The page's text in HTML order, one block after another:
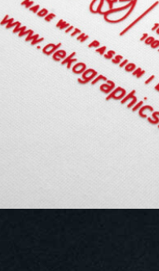
matériaux
détails les